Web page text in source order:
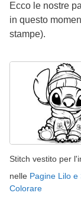
Ecco le nostre
in questo
stampe).
Stitch vestito per
nelle Pagine Lilo e
Colorare